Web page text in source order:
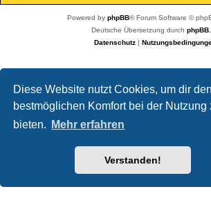
Diese Website nutzt Cookies, um dir den
bestmöglichen Komfort bei der Nutzung
bieten.
Mehr erfahren
Verstanden!
Powered by phpBB® Forum Software ©
Deutsche Übersetzung durch
Datenschutz|